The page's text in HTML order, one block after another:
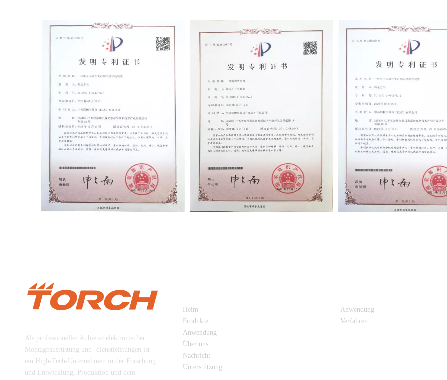
Als professioneller Anbieter elektronischer
Montageausrüstung und -dienstleistungen ist
ein High-Tech-Unternehmen in der Forschung
und Entwicklung, Produktion und dem
Heim
Produkte
Anwendung
Über uns
Nachricht
Unterstützung
Anwendung
Verfahren